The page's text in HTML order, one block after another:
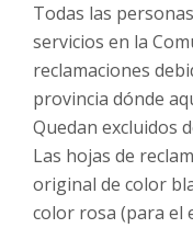
Todas las
servicios en la
reclamaciones
provincia dónde
­Quedan excluidos
Las hojas de
original de color
color rosa (para el